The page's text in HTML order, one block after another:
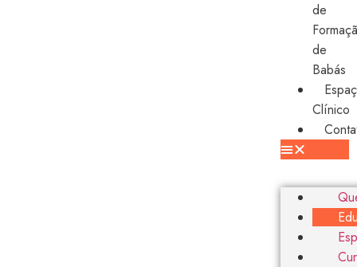
de
de
Babás
Clínico